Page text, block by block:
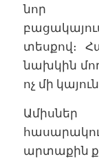
նոր
տեսքով։
նախկին
ոչ մի
արտաքին